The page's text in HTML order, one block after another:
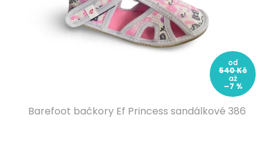
od
540 Kč
až
–7 %
Barefoot bačkory Ef Princess sandálkové 386